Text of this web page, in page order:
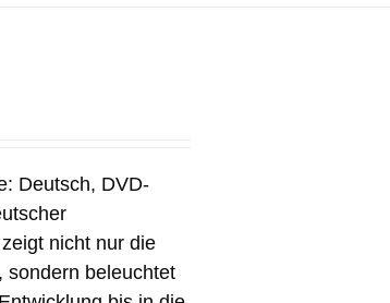
Deutsch, DVD-
nicht nur die
sondern beleuchtet